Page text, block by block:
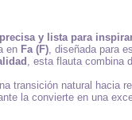
y lista para
en Fa (F), diseñada para
, esta flauta combina
transición natural hacia
la convierte en una